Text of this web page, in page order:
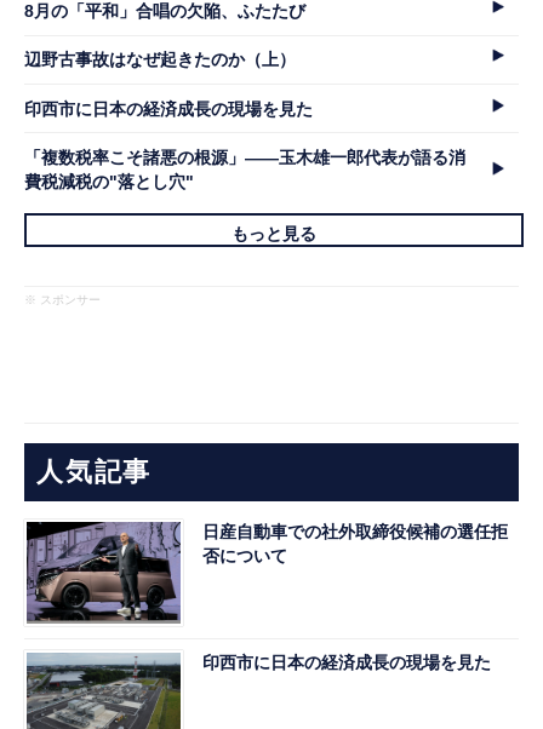
8月の「平和」合唱の欠陥、ふたたび
辺野古事故はなぜ起きたのか（上）
印西市に日本の経済成長の現場を見た
「複数税率こそ諸悪の根源」――玉木雄一郎代表が語る消
費税減税の"落とし穴"
もっと見る
※ スポンサー
人気記事
日産自動車での社外取締役候補の選任拒
否について
印西市に日本の経済成長の現場を見た